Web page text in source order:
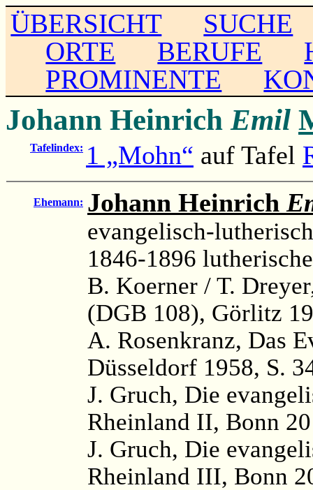
ÜBERSICHT
SUCHE
ORTE
BERUFE
PROMINENTE
Johann Heinrich Emil
Tafelindex: 1 „Mohn“ auf Tafel
Ehemann: Johann Heinrich
evangelisch-
1846-1896
B. Koerner / T.
(DGB 108), Görlitz
A. Rosenkranz, Das
Düsseldorf 1958, S.
J. Gruch, Die
Rheinland II, Bonn
J. Gruch, Die
Rheinland III, Bonn